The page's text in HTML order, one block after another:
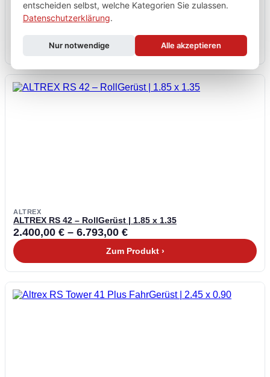
ALTREX
ALTREX RS 42 – RollGerüst | 2.45 x 1.35
2.558,00€–7.381,00
Zum Produkt ›
ALTREX
ALTREX RS 42 – RollGerüst | 1.85 x 1.35
2.400,00 € – 6.793,00 €
Zum Produkt ›
entscheiden selbst, welche Kategorien Sie zulassen.
Datenschutzerklärung.
Nur notwendige Alle akzeptieren